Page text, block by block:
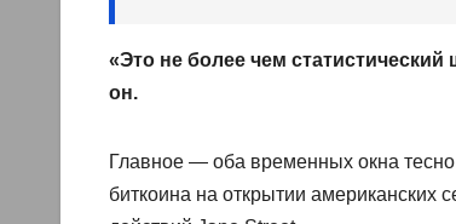
«Это не более чем
он.
Главное — оба временных окна
биткоина на открытии американских